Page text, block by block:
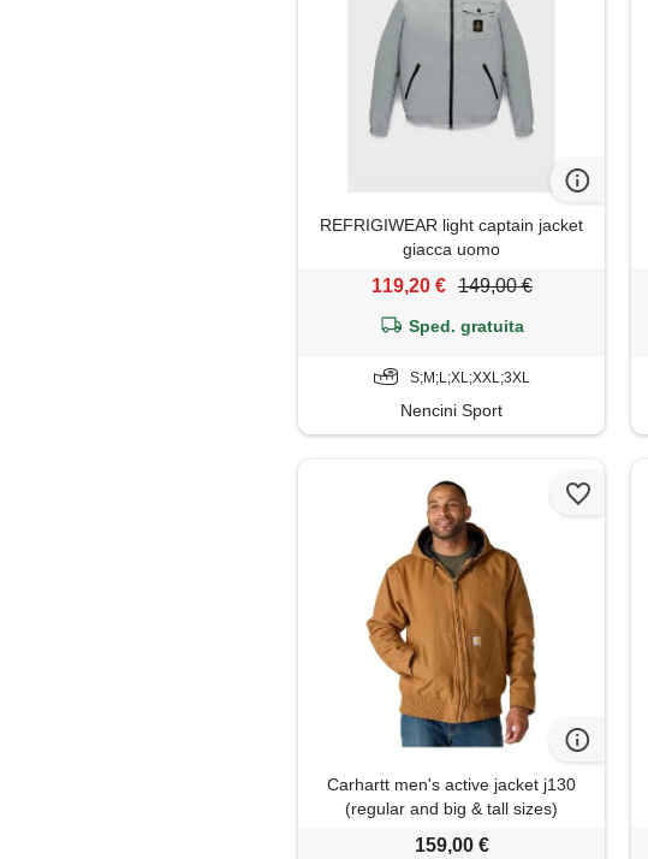
REFRIGIWEAR light captain jacket
giacca uomo
119,20 € 149,00 €
Sped. gratuita
S;M;L;XL;XXL;3XL
Nencini Sport
Carhartt men's active jacket j130
(regular and big & tall sizes)
159,00 €